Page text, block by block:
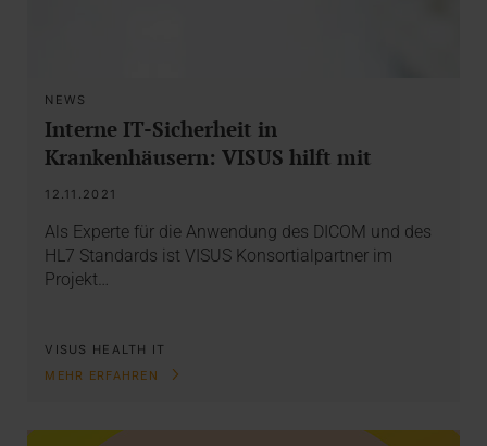
NEWS
Interne IT-Sicherheit in
Krankenhäusern: VISUS hilft mit
12.11.2021
Als Experte für die Anwendung des DICOM und des
HL7 Standards ist VISUS Konsortialpartner im
Projekt…
VISUS HEALTH IT
MEHR ERFAHREN